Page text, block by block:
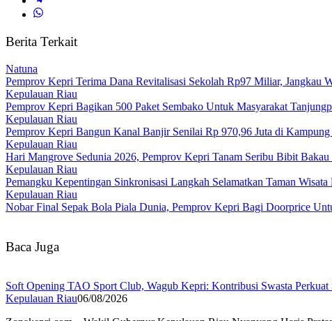
Berita Terkait
Natuna
Pemprov Kepri Terima Dana Revitalisasi Sekolah Rp97 Miliar, Jangkau
Kepulauan Riau
Pemprov Kepri Bagikan 500 Paket Sembako Untuk Masyarakat
Kepulauan Riau
Pemprov Kepri Bangun Kanal Banjir Senilai Rp 970,96 Juta di
Kepulauan Riau
Hari Mangrove Sedunia 2026, Pemprov Kepri Tanam Seribu Bibit
Kepulauan Riau
Pemangku Kepentingan Sinkronisasi Langkah Selamatkan Taman
Kepulauan Riau
Nobar Final Sepak Bola Piala Dunia, Pemprov Kepri Bagi Doorprice
Baca Juga
Soft Opening TAO Sport Club, Wagub Kepri: Kontribusi Swasta Perkuat
Kepulauan Riau06/08/2026